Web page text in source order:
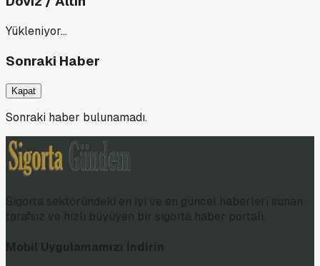
Yükleniyor…
Sonraki Haber
Kapat
Sonraki haber bulunamadı.